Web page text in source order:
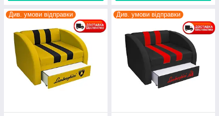
Див. умови відправки Див. умови відправки